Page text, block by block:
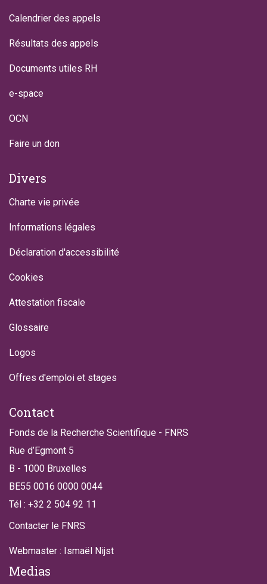
Calendrier des appels
Résultats des appels
Documents utiles RH
e-space
OCN
Faire un don
Divers
Charte vie privée
Informations légales
Déclaration d'accessibilité
Cookies
Attestation fiscale
Glossaire
Logos
Offres d'emploi et stages
Contact
Fonds de la Recherche Scientifique - FNRS
Rue d’Egmont 5
B - 1000 Bruxelles
BE55 0016 0000 0044
Tél : +32 2 504 92 11
Contacter le FNRS
Webmaster : Ismaël Nijst
Medias